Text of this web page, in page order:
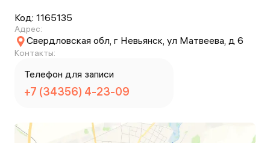
Код: 1165135
Адрес:
Свердловская обл, г Невьянск, ул Матвеева, д 6
Контакты:
Телефон для записи
+7 (34356) 4-23-09